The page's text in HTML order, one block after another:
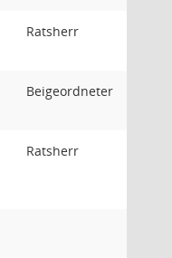
Ratsherr
Beigeordneter
Ratsherr